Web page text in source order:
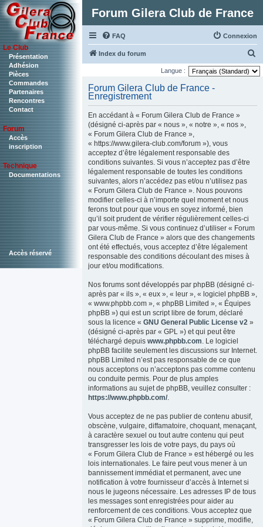
Le Club
Présentation
Adhésion
Pièces
Commandes
Partenaires
Rencontres
Contact
Forum
Accès
inscription
Technique
Documentations
Accès réservé
Forum Gilera Club de France
FAQ Connexion
Index du forum
e
Langue :
Forum Gilera Club de France -
Enregistrement
En accédant à « Forum Gilera Club de France »
(désigné ci-après par « nous », « notre », « nos »,
« Forum Gilera Club de France »,
« https://www.gilera-club.com/forum »), vous
acceptez d’être légalement responsable des
conditions suivantes. Si vous n’acceptez pas d’être
légalement responsable de toutes les conditions
suivantes, alors n’accédez pas et/ou n’utilisez pas
« Forum Gilera Club de France ». Nous pouvons
modifier celles-ci à n’importe quel moment et nous
ferons tout pour que vous en soyez informé, bien
qu’il soit prudent de vérifier régulièrement celles-ci
par vous-même. Si vous continuez d’utiliser « Forum
Gilera Club de France » alors que des changements
ont été effectués, vous acceptez d’être légalement
responsable des conditions découlant des mises à
jour et/ou modifications.
Nos forums sont développés par phpBB (désigné ci-
après par « ils », « eux », « leur », « logiciel phpBB »,
« www.phpbb.com », « phpBB Limited », « Équipes
phpBB ») qui est un script libre de forum, déclaré
sous la licence « GNU General Public License v2 »
(désigné ci-après par « GPL ») et qui peut être
téléchargé depuis www.phpbb.com. Le logiciel
phpBB facilite seulement les discussions sur Internet.
phpBB Limited n’est pas responsable de ce que
nous acceptons ou n’acceptons pas comme contenu
ou conduite permis. Pour de plus amples
informations au sujet de phpBB, veuillez consulter :
https://www.phpbb.com/.
Vous acceptez de ne pas publier de contenu abusif,
obscène, vulgaire, diffamatoire, choquant, menaçant,
à caractère sexuel ou tout autre contenu qui peut
transgresser les lois de votre pays, du pays où
« Forum Gilera Club de France » est hébergé ou les
lois internationales. Le faire peut vous mener à un
bannissement immédiat et permanent, avec une
notification à votre fournisseur d’accès à Internet si
nous le jugeons nécessaire. Les adresses IP de tous
les messages sont enregistrées pour aider au
renforcement de ces conditions. Vous acceptez que
« Forum Gilera Club de France » supprime, modifie,